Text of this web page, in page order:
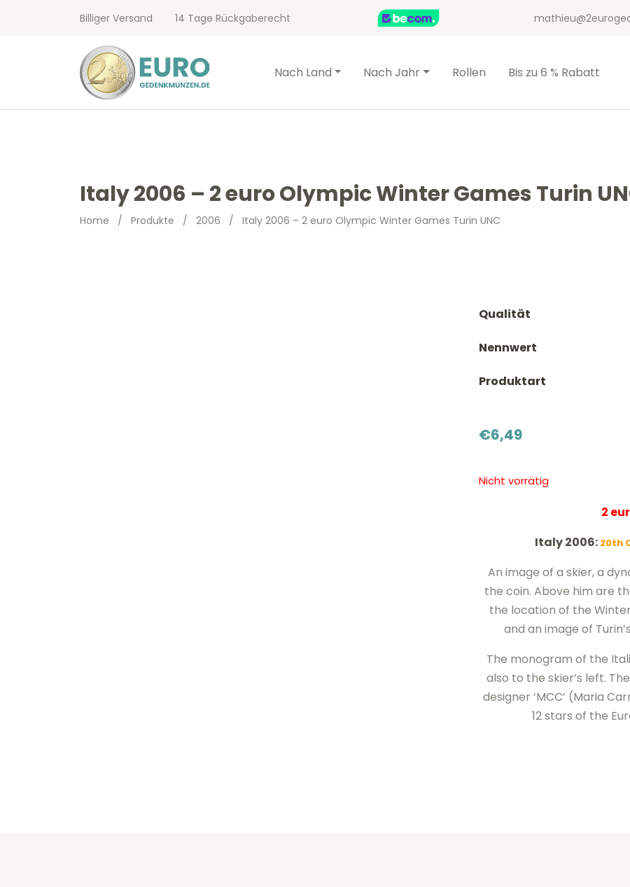
Billiger Versand 14 Tage Rückgaberecht
Nach Land Nach Jahr Rollen Bis zu 6 % Rabatt
Italy 2006 – 2 euro Olympic Winter Games Turin
Home / Produkte / 2006 / Italy 2006 – 2 euro Olympic Winter Games Turin UNC
Qualität
Nennwert
Produktart
€6,49
Nicht vorrätig
2
Italy 2006: 20th
An image of a skier, a
the coin. Above him are
the location of the Winter
and an image of
The monogram of the
also to the skier’s left.
designer ‘MCC’ (Maria
12 stars of the